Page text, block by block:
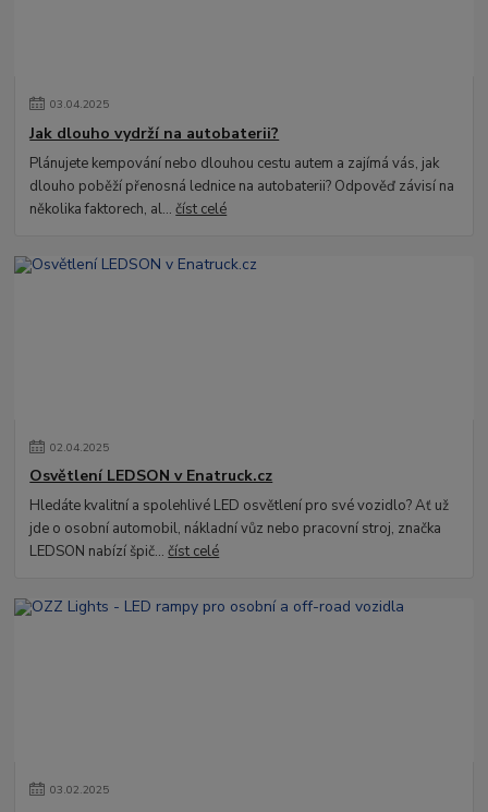
03.04.2025
Jak dlouho vydrží na autobaterii?
Plánujete kempování nebo dlouhou cestu autem a zajímá vás, jak
dlouho poběží přenosná lednice na autobaterii? Odpověď závisí na
několika faktorech, al...číst celé
02.04.2025
Osvětlení LEDSON v Enatruck.cz
Hledáte kvalitní a spolehlivé LED osvětlení pro své vozidlo? Ať už
jde o osobní automobil, nákladní vůz nebo pracovní stroj, značka
LEDSON nabízí špič...číst celé
03.02.2025